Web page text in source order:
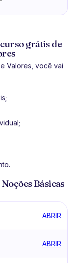
grátis de
Valores, você vai
Básicas
ABRIR
ABRIR